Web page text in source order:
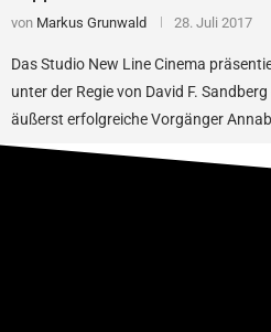
von Markus Grunwald 28. Juli 2017
Das Studio New Line Cinema
unter der Regie von David F.
äußerst erfolgreiche Vorgänger